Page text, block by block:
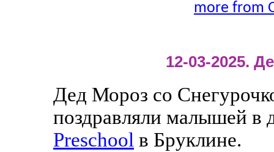
more from
12-03-2025.
Дед Мороз со
поздравляли малышей в
Preschool в Бруклине.